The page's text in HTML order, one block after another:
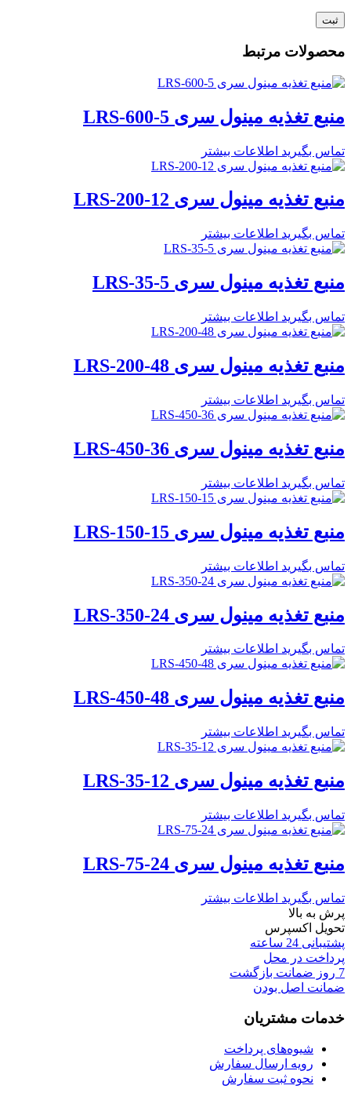
محصولات مرتبط
منبع تغذیه مینول سری LRS-600-5
تماس بگیرید اطلاعات بیشتر
منبع تغذیه مینول سری LRS-200-12
تماس بگیرید اطلاعات بیشتر
منبع تغذیه مینول سری LRS-35-5
تماس بگیرید اطلاعات بیشتر
منبع تغذیه مینول سری LRS-200-48
تماس بگیرید اطلاعات بیشتر
منبع تغذیه مینول سری LRS-450-36
تماس بگیرید اطلاعات بیشتر
منبع تغذیه مینول سری LRS-150-15
تماس بگیرید اطلاعات بیشتر
منبع تغذیه مینول سری LRS-350-24
تماس بگیرید اطلاعات بیشتر
منبع تغذیه مینول سری LRS-450-48
تماس بگیرید اطلاعات بیشتر
منبع تغذیه مینول سری LRS-35-12
تماس بگیرید اطلاعات بیشتر
منبع تغذیه مینول سری LRS-75-24
تماس بگیرید اطلاعات بیشتر
پرش به بالا
تحویل اکسپرس
پشتیبانی 24 ساعته
پرداخت در محل
7 روز ضمانت بازگشت
ضمانت اصل بودن
خدمات مشتریان
شیوه‌های پرداخت
رویه ارسال سفارش
نحوه ثبت سفارش